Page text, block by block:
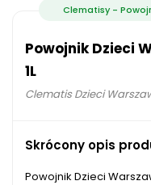
Clematisy -
Powojnik Dzieci
1L
Clematis Dzieci
Skrócony opis
Powojnik Dzieci